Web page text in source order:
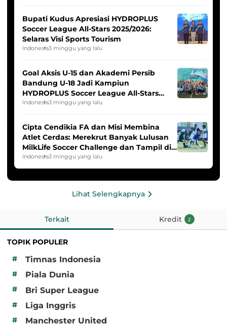
Bupati Kudus Apresiasi HYDROPLUS
Soccer League All-Stars 2025/2026:
Selaras Visi Sports Tourism
Indonesia3 minggu yang lalu
Goal Aksis U-15 dan Akademi Persib
Bandung U-18 Jadi Kampiun
HYDROPLUS Soccer League All-Stars
2025/2026
Indonesia3 minggu yang lalu
Cipta Cendikia FA dan Misi Membina
Atlet Cerdas: Merekrut Banyak Lulusan
MilkLife Soccer Challenge dan Tampil di
HYDROPLUS Soccer League
Indonesia3 minggu yang lalu
Lihat Selengkapnya
Terkait Kredit 2
TOPIK POPULER
#
Timnas Indonesia
# Piala Dunia
# Bri Super League
# Liga Inggris
# Manchester United